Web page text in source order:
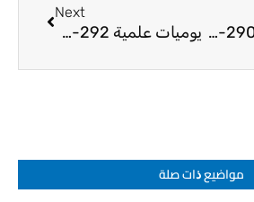
يوميات علمية 290-25
Next
يوميات علمية 292-25
مواضيع ﺫات صلة